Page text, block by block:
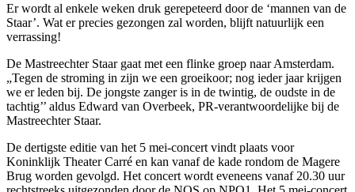
Er wordt al enkele weken druk gerepeteerd door de ‘mannen van de
Staar’. Wat er precies gezongen zal worden, blijft natuurlijk een
verrassing!
De Mastreechter Staar gaat met een flinke groep naar Amsterdam.
„Tegen de stroming in zijn we een groeikoor; nog ieder jaar krijgen
we er leden bij. De jongste zanger is in de twintig, de oudste in de
tachtig’’ aldus Edward van Overbeek, PR-verantwoordelijke bij de
Mastreechter Staar.
De dertigste editie van het 5 mei-concert vindt plaats voor
Koninklijk Theater Carré en kan vanaf de kade rondom de Magere
Brug worden gevolgd. Het concert wordt eveneens vanaf 20.30 uur